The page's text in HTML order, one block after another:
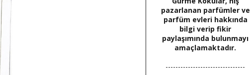
pazarlanan parfümler ve
parfüm evleri hakkında
bilgi verip fikir
paylaşımında bulunmayı
amaçlamaktadır.
--------------------------------